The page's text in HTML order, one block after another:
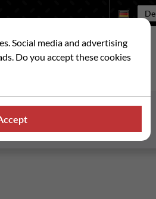
Sprache:
Social media and advertising
Do you accept these cookies